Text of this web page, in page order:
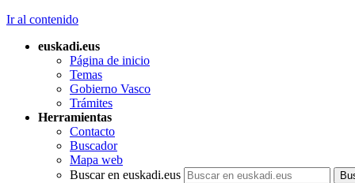
Ir al contenido
euskadi.eus
Página de inicio
Temas
Gobierno Vasco
Trámites
Herramientas
Contacto
Buscador
Mapa web
Buscar en euskadi.eus